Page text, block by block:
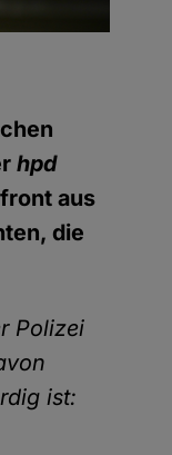
hpd
aus
die
Polizei
ist: